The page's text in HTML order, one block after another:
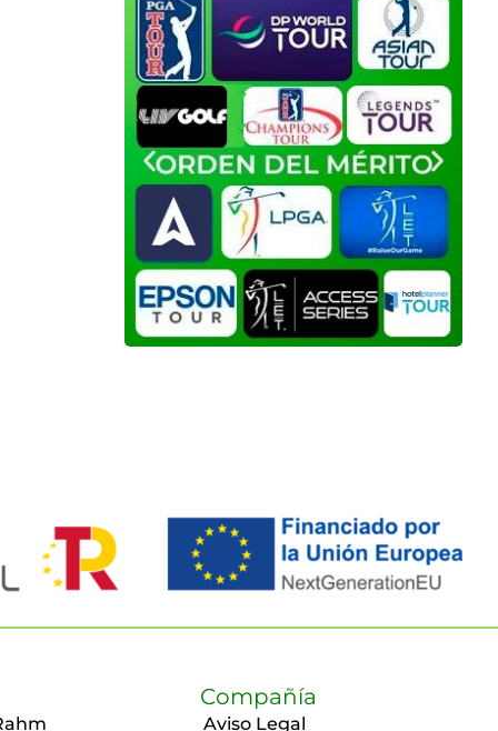
Compañía
Aviso Legal